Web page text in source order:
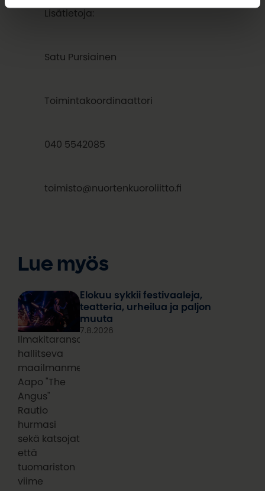
Lisätietoja:
Satu Pursiainen
Toimintakoordinaattori
040 5542085
toimisto@nuortenkuoroliitto.fi
Lue myös
Ilmakitaransoiton
hallitseva
maailmanmestari
Aapo "The
Angus"
Rautio
hurmasi
sekä katsojat
että
tuomariston
viime
Elokuu sykkii festivaaleja,
teatteria, urheilua ja paljon
muuta
7.8.2026